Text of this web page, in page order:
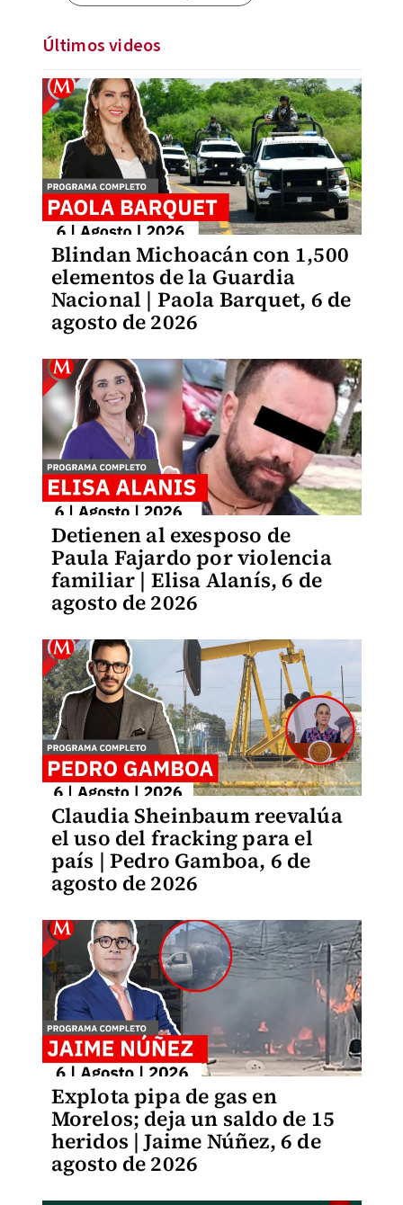
Últimos videos
Blindan Michoacán con 1,500
elementos de la Guardia
Nacional | Paola Barquet, 6 de
agosto de 2026
Detienen al exesposo de
Paula Fajardo por violencia
familiar | Elisa Alanís, 6 de
agosto de 2026
Claudia Sheinbaum reevalúa
el uso del fracking para el
país | Pedro Gamboa, 6 de
agosto de 2026
Explota pipa de gas en
Morelos; deja un saldo de 15
heridos | Jaime Núñez, 6 de
agosto de 2026